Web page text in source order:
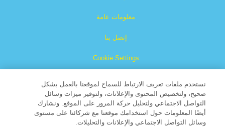
معلومات عامة
إتصل بنا
Cookie Settings
نستخدم ملفات تعريف الارتباط للسماح لموقعنا بالعمل بشكل
صحيح، ولتخصيص المحتوى والإعلانات، ولتوفير ميزات وسائل
التواصل الاجتماعي ولتحليل حركة المرور على الموقع. ونشارك
أيضًا المعلومات حول استخدامك موقعنا مع شركائنا على مستوى
وسائل التواصل الاجتماعي والإعلانات والتحليلات.